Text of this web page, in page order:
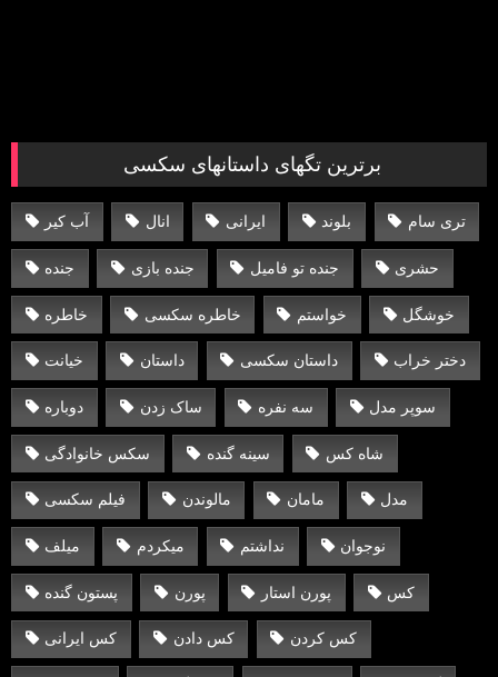
برترین تگهای داستانهای سکسی
آب کیر انال ایرانی بلوند تری سام
جنده جنده بازی جنده تو فامیل حشری
خاطره خاطره سکسی خواستم خوشگل
خیانت داستان داستان سکسی دختر خراب
دوباره ساک زدن سه نفره سوپر مدل
سکس خانوادگی سینه گنده شاه کس
فیلم سکسی مالوندن مامان مدل
میلف میکردم نداشتم نوجوان
پستون گنده پورن پورن استار کس
کس ایرانی کس دادن کس کردن